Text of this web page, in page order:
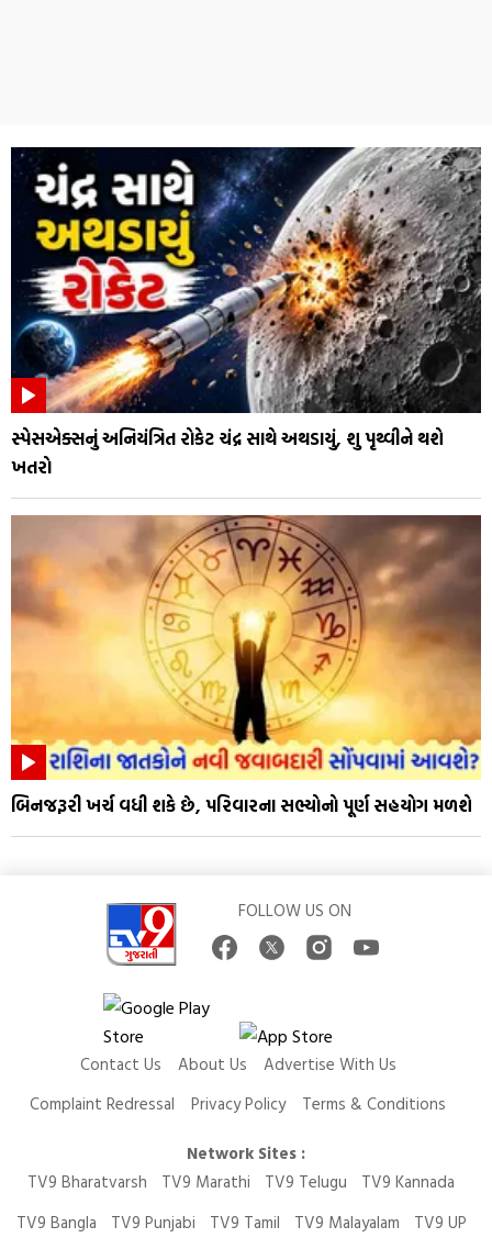
સ્પેસએક્સનું અનિયંત્રિત રોકેટ ચંદ્ર સાથે અથડાયું, શુ પૃથ્વીને થશે
ખતરો
બિનજરૂરી ખર્ચ વધી શકે છે, પરિવારના સભ્યોનો પૂર્ણ સહયોગ મળશે
FOLLOW US ON
Contact Us About Us
Advertise With Us
Complaint Redressal
Privacy Policy
Terms & Conditions
Network Sites :
TV9 Bharatvarsh
TV9 Marathi TV9 Telugu
TV9 Kannada
TV9 Bangla
TV9 Punjabi TV9 Tamil TV9 Malayalam TV9 UP